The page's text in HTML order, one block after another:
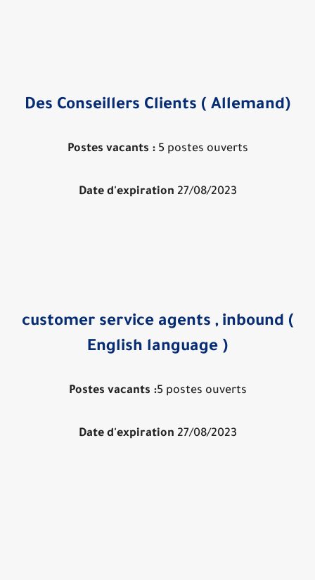
Des Conseillers Clients ( Allemand)
Postes vacants : 5 postes ouverts
Date d'expiration27/08/2023
customer service agents , inbound (
English language )
Postes vacants :5 postes ouverts
Date d'expiration27/08/2023